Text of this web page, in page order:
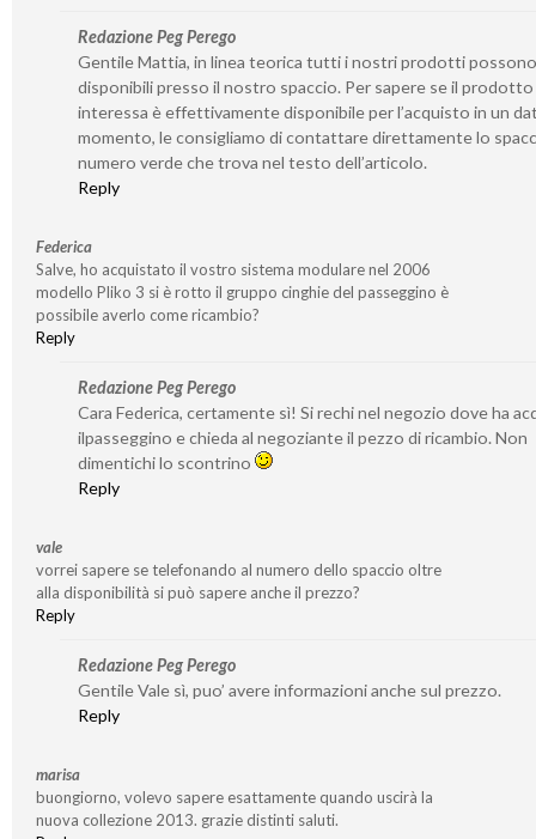
Redazione Peg Perego
Gentile Mattia, in linea teorica tutti i nostri prodotti
disponibili presso il nostro spaccio. Per sapere se il prodotto
interessa è effettivamente disponibile per l’acquisto in un
momento, le consigliamo di contattare direttamente lo
numero verde che trova nel testo dell’articolo.
Reply
Federica
Salve, ho acquistato il vostro sistema modulare nel 2006
modello Pliko 3 si è rotto il gruppo cinghie del passeggino è
possibile averlo come ricambio?
Reply
Redazione Peg Perego
Cara Federica, certamente sì! Si rechi nel negozio dove ha
ilpasseggino e chieda al negoziante il pezzo di ricambio. Non
dimentichi lo scontrino
Reply
vale
vorrei sapere se telefonando al numero dello spaccio oltre
alla disponibilità si può sapere anche il prezzo?
Reply
Redazione Peg Perego
Gentile Vale sì, puo’ avere informazioni anche sul prezzo.
Reply
marisa
buongiorno, volevo sapere esattamente quando uscirà la
nuova collezione 2013. grazie distinti saluti.